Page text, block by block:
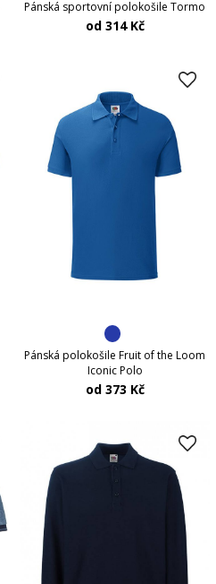
Pánská sportovní polokošile Tormo
od 314 Kč
Pánská polokošile Fruit of the Loom
Iconic Polo
od 373 Kč